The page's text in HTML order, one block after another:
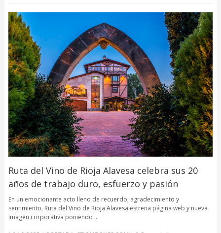
Ruta del Vino de Rioja Alavesa celebra sus 20
años de trabajo duro, esfuerzo y pasión
En un emocionante acto lleno de recuerdo, agradecimiento y
sentimiento, Ruta del Vino de Rioja Alavesa estrena página web y nueva
imagen corporativa poniendo …